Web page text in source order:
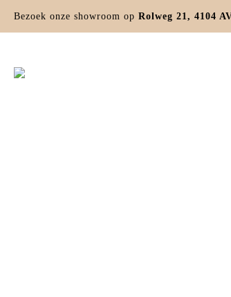
Bezoek onze showroom op Rolweg 21, 4104